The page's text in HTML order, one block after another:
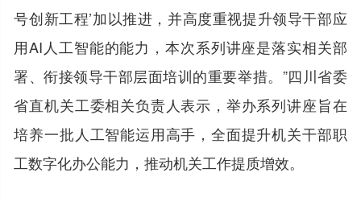
号创新工程’加以推进，并高度重视提升领导干部应
用AI人工智能的能力，本次系列讲座是落实相关部
署、衔接领导干部层面培训的重要举措。”四川省委
省直机关工委相关负责人表示，举办系列讲座旨在
培养一批人工智能运用高手，全面提升机关干部职
工数字化办公能力，推动机关工作提质增效。